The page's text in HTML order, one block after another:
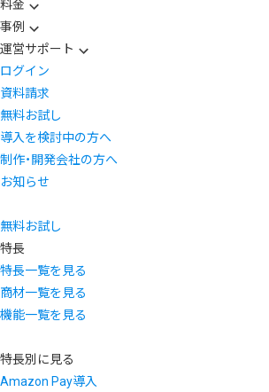
料金
事例
運営サポート
ログイン
資料請求
無料お試し
導入を検討中の方へ
制作・開発会社の方へ
お知らせ
無料お試し
特長
特長一覧を見る
商材一覧を見る
機能一覧を見る
特長別に見る
Amazon Pay導入